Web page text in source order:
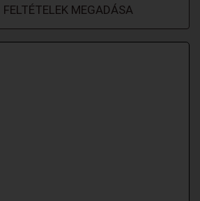
FELTÉTELEK MEGADÁSA